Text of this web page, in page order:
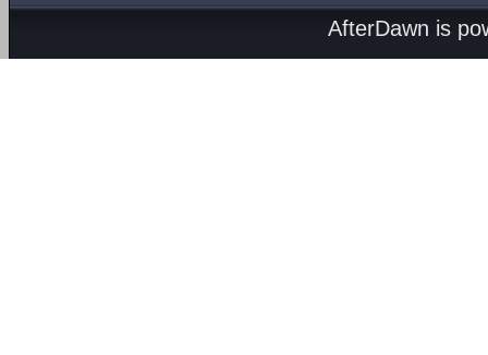
AfterDawn is